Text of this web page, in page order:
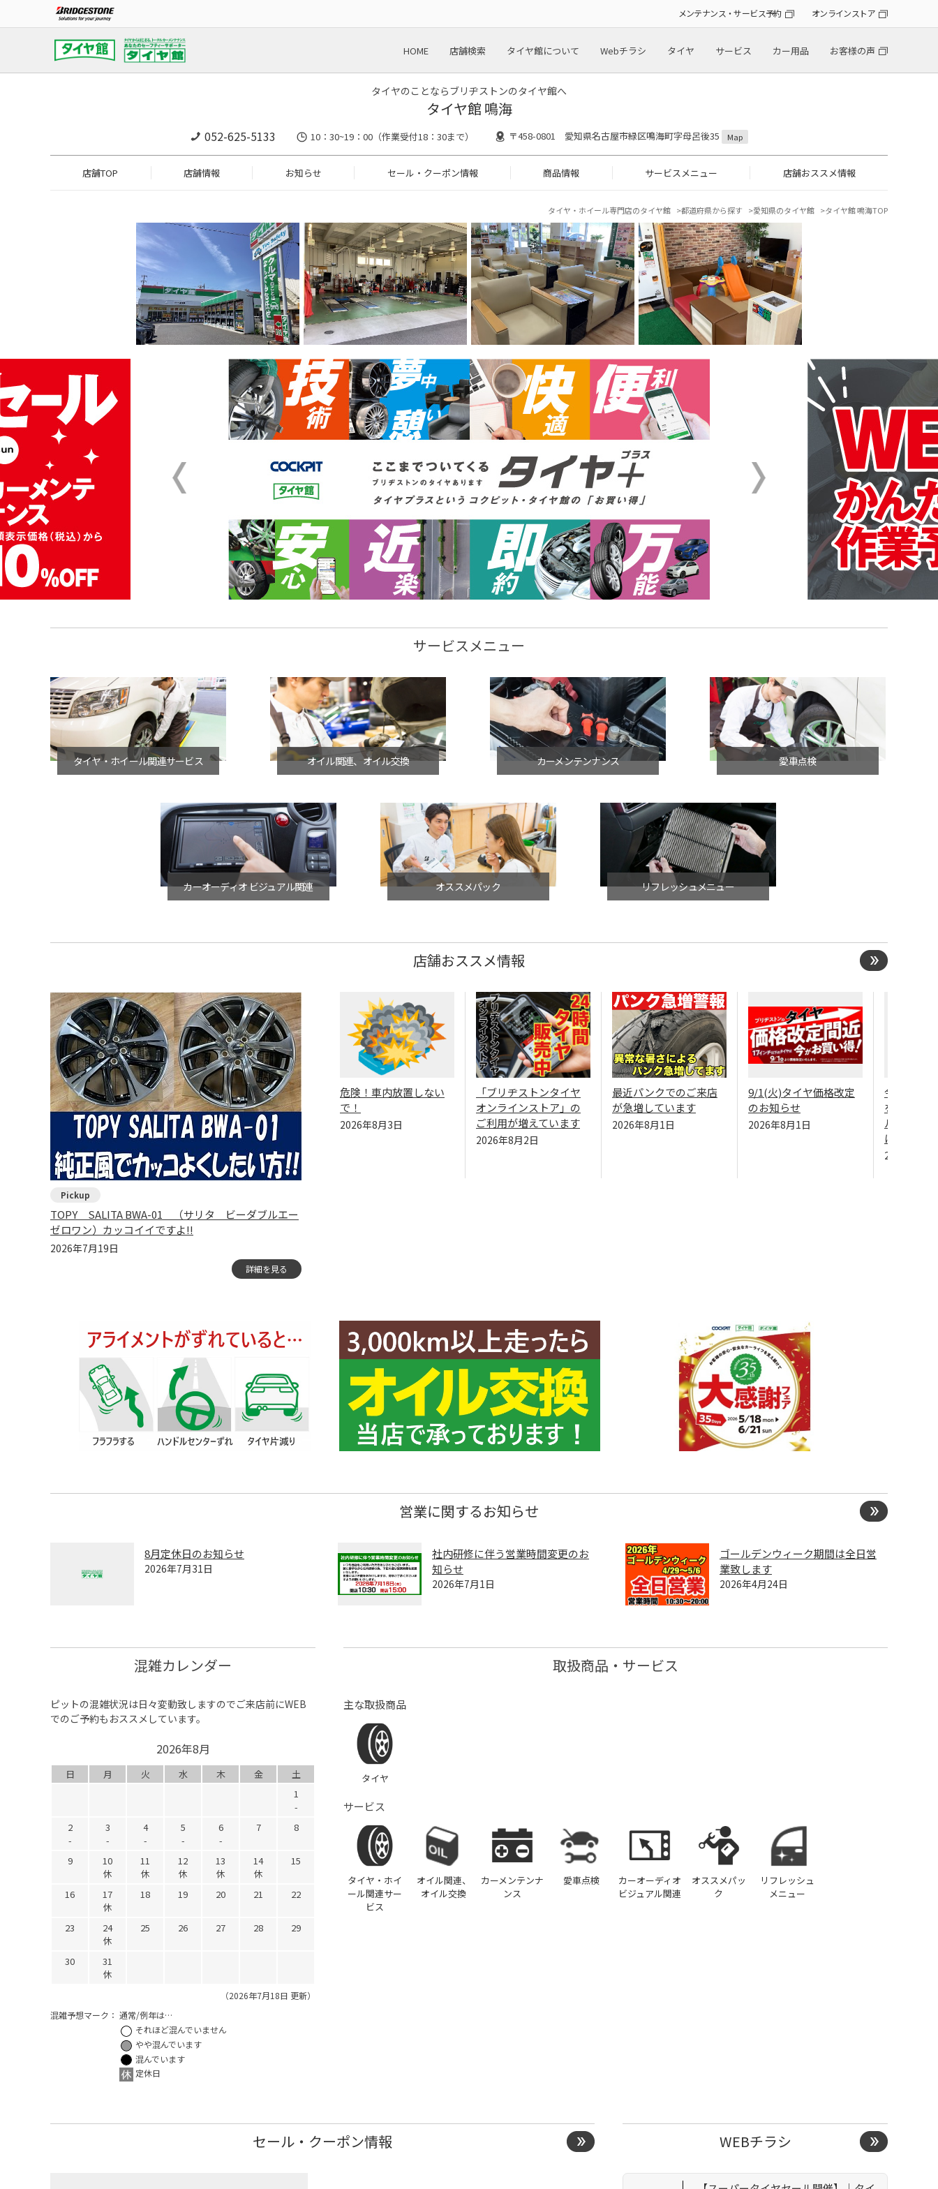
メンテナンス・サービス予約 オンラインストア
HOME 店舗検索 タイヤ館について Webチラシ タイヤ サービス カー用品 お客様の声
タイヤのことならブリヂストンのタイヤ館へ
タイヤ館 鳴海
052-625-5133 10：30~19：00（作業受付18：30まで） 〒458-0801 愛知県名古屋市緑区鳴海町字母呂後35 Map
店舗TOP 店舗情報 お知らせ セール・クーポン情報 商品情報 サービスメニュー 店舗おススメ情報
タイヤ・ホイール専門店のタイヤ館 都道府県から探す 愛知県のタイヤ館 タイヤ館 鳴海TOP
サービスメニュー
タイヤ・ホイール関連サービス オイル関連、オイル交換 カーメンテンナンス 愛車点検
カーオーディオ ビジュアル関連 オススメパック リフレッシュメニュー
店舗おススメ情報
TOPY SALITA BWA-01 （サリタ ビーダブルエー
ゼロワン）カッコイイですよ!!
2026年7月19日
詳細を見る
危険！車内放置しない
で！
2026年8月3日
「ブリヂストンタイヤ
オンラインストア」の
ご利用が増えています
2026年8月2日
最近パンクでのご来店
が急増しています
2026年8月1日
9/1(火)タイヤ価格改定
のお知らせ
2026年8月1日
今夏最高
を！ ･･･
ルマの点
に寄って
2026年8月
営業に関するお知らせ
8月定休日のお知らせ
2026年7月31日
社内研修に伴う営業時間変更のお
知らせ
2026年7月1日
ゴールデンウィーク期間は全日営
業致します
2026年4月24日
混雑カレンダー
ピットの混雑状況は日々変動致しますのでご来店前にWEB
でのご予約もおススメしています。
2026年8月
日 月 火 水 木 金
土
1
-
2
-
3
-
4
-
5
-
6
-
7 8
9
10
休
11
休
12
休
13
休
14
休
15
16
17
休
18 19 20 21 22
23
24
休
25 26 27 28 29
30
31
休
（2026年7月18日 更新）
混雑予想マーク： 通常/例年は…
それほど混んでいません
やや混んでいます
混んでいます
定休日
取扱商品・サービス
主な取扱商品
タイヤ
サービス
タイヤ・ホイ
ール関連サー
ビス
オイル関連、
オイル交換
カーメンテンナ
ンス
愛車点検
カーオーディオ
ビジュアル関連
オススメパッ
ク
リフレッシュ
メニュー
セール・クーポン情報 WEBチラシ